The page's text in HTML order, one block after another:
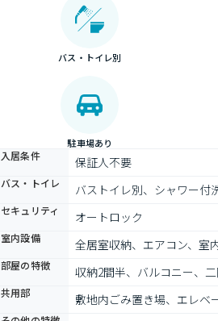
バス・トイレ別
駐車場あり
入居条件 保証人不要
バス・トイレ バストイレ別、シャワー付
セキュリティ オートロック
室内設備 全居室収納、エアコン、室
部屋の特徴 収納2間半、バルコニー、
共用部 敷地内ごみ置き場、エレベ